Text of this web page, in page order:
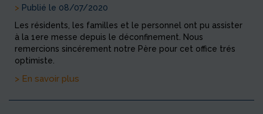
> Publié le 08/07/2020
Les résidents, les familles et le personnel ont pu assister
à la 1ere messe depuis le déconfinement. Nous
remercions sincérement notre Père pour cet office trés
optimiste.
> En savoir plus